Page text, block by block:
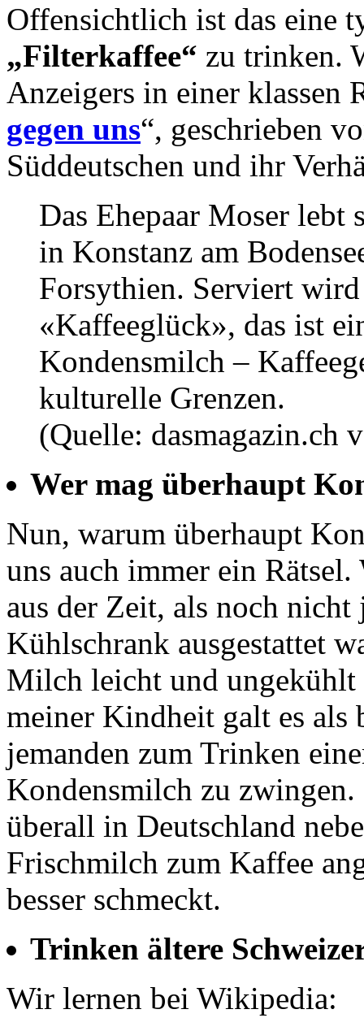
Offensichtlich ist das eine
„Filterkaffee“ zu trinken.
Anzeigers in einer klassen
gegen uns“, geschrieben
Süddeutschen und ihr
Das Ehepaar Moser lebt
in Konstanz am
Forsythien. Serviert
«Kaffeeglück», das ist
Kondensmilch –
kulturelle Grenzen.
(Quelle: dasmagazin.ch
Wer mag überhaupt
Nun, warum überhaupt
uns auch immer ein
aus der Zeit, als noch
Kühlschrank ausgestattet
Milch leicht und ungekühlt
meiner Kindheit galt es als
jemanden zum Trinken
Kondensmilch zu
überall in Deutschland
Frischmilch zum Kaffee
besser schmeckt.
Trinken ältere
Wir lernen bei Wikipedia: